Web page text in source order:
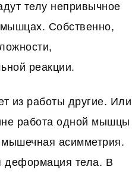
телу непривычное
Собственно,
реакции.
из работы другие. Или
работа одной мышцы
мышечная асимметрия.
деформация тела. В